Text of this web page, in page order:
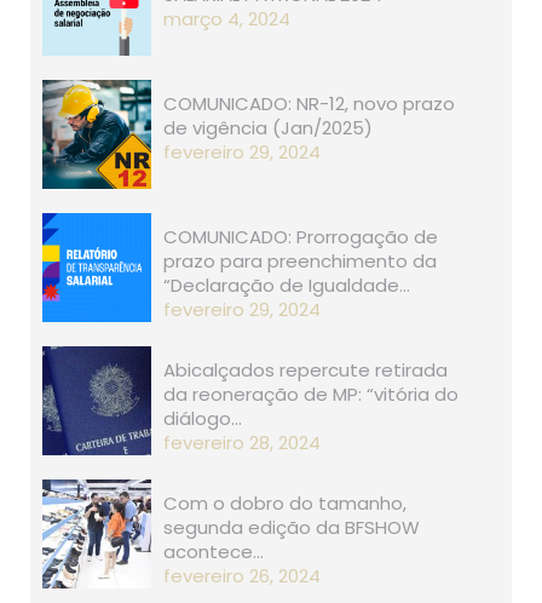
março 4, 2024
COMUNICADO: NR-12, novo prazo
de vigência (Jan/2025)
fevereiro 29, 2024
COMUNICADO: Prorrogação de
prazo para preenchimento da
“Declaração de Igualdade…
fevereiro 29, 2024
Abicalçados repercute retirada
da reoneração de MP: “vitória do
diálogo…
fevereiro 28, 2024
Com o dobro do tamanho,
segunda edição da BFSHOW
acontece…
fevereiro 26, 2024